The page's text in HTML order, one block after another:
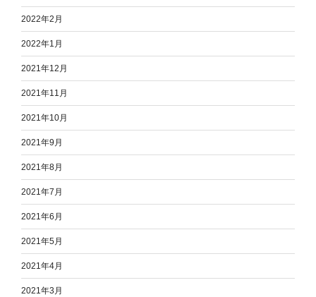
2022年2月
2022年1月
2021年12月
2021年11月
2021年10月
2021年9月
2021年8月
2021年7月
2021年6月
2021年5月
2021年4月
2021年3月